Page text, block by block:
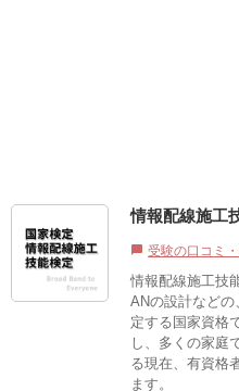
情報配線施工
chat_bubble 受験の口コミ
情報配線施工技
ANの設計など
定する国家資格
し、多くの家庭
る現在、有資格
ます。